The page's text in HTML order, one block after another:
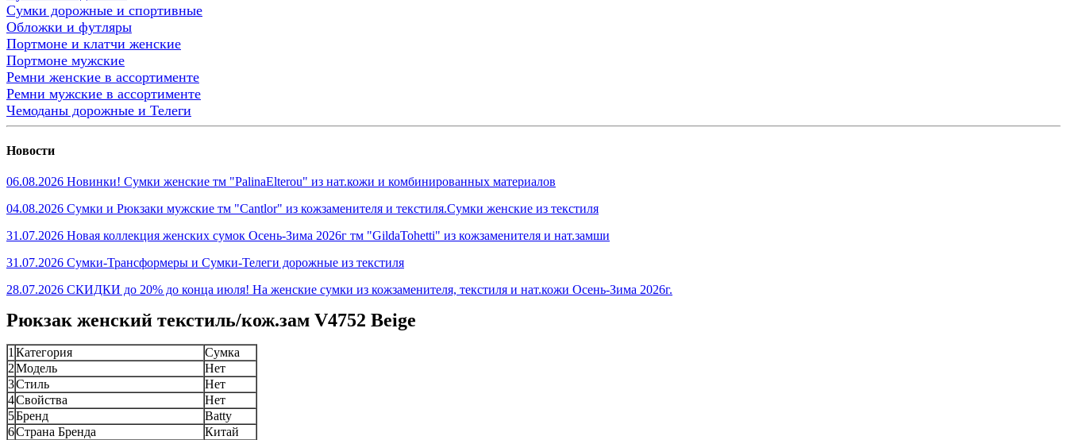
Сумки дорожные и спортивные
Обложки и футляры
Портмоне и клатчи женские
Портмоне мужские
Ремни женские в ассортименте
Ремни мужские в ассортименте
Чемоданы дорожные и Телеги
Новости
06.08.2026 Новинки! Сумки женские тм "PalinaElterou" из нат.кожи и комбинированных материалов
04.08.2026 Сумки и Рюкзаки мужские тм "Cantlor" из кожзаменителя и текстиля.Сумки женские из текстиля
31.07.2026 Новая коллекция женских сумок Осень-Зима 2026г тм "GildaTohetti" из кожзаменителя и нат.замши
31.07.2026 Сумки-Трансформеры и Сумки-Телеги дорожные из текстиля
28.07.2026 СКИДКИ до 20% до конца июля! На женские сумки из кожзаменителя, текстиля и нат.кожи Осень-Зима 2026г.
Рюкзак женский текстиль/кож.зам V4752 Beige
1 Категория
Сумка
2Модель
Нет
3Стиль
Нет
4Свойства
Нет
5Бренд
Batty
6Страна Бренда
Китай